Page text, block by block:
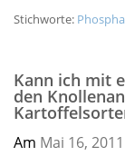
Stichworte:
Kann ich mit
den
Am Mai 16, 2011